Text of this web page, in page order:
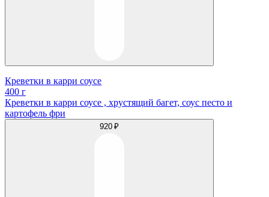
Креветки в карри соусе
400 г
Креветки в карри соусе , хрустящий багет, соус песто и
картофель фри
920 ₽